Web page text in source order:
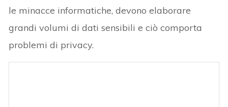
le minacce informatiche, devono elaborare
grandi volumi di dati sensibili e ciò comporta
problemi di privacy.